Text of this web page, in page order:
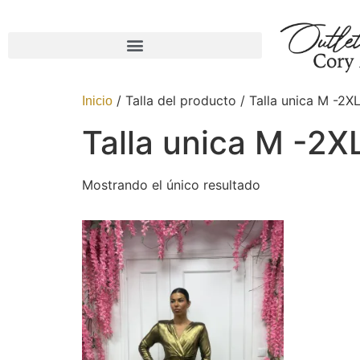
Inicio / Talla del producto / Talla unica M -2XL
Talla unica M -
Mostrando el único resultado